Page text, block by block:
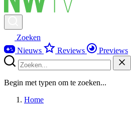
Zoeken
Nieuws
Reviews Previews
Begin met typen om te zoeken...
Home